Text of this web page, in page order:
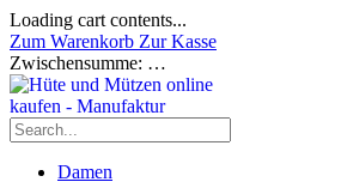
Loading cart contents...
Zum Warenkorb Zur Kasse
Zwischensumme: …
Damen